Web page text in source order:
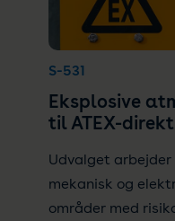
S-531
Eksplosive
til ATEX-
Udvalget
mekanisk og
områder med